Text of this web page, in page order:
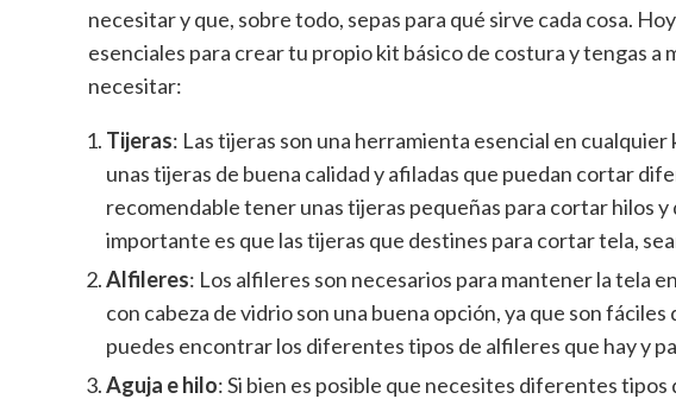
necesitar y que, sobre todo, sepas para qué sirve cada cosa.
esenciales para crear tu propio kit básico de costura y tengas a
necesitar:
Tijeras: Las tijeras son una herramienta esencial en
unas tijeras de buena calidad y afiladas que puedan cortar
recomendable tener unas tijeras pequeñas para cortar hilos y
importante es que las tijeras que destines para cortar tela,
Alfileres: Los alfileres son necesarios para mantener la tela
con cabeza de vidrio son una buena opción, ya que son fáciles
puedes encontrar los diferentes tipos de alfileres que hay y
Aguja e hilo: Si bien es posible que necesites diferentes